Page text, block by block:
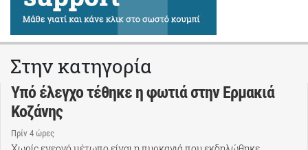
Στην κατηγορία
Υπό έλεγχο τέθηκε η φωτιά στην Ερμακιά
Κοζάνης
Πρίν 4 ώρες